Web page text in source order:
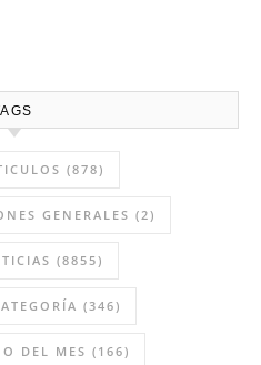
(878)
GENERALES (2)
(8855)
(346)
DEL MES (166)